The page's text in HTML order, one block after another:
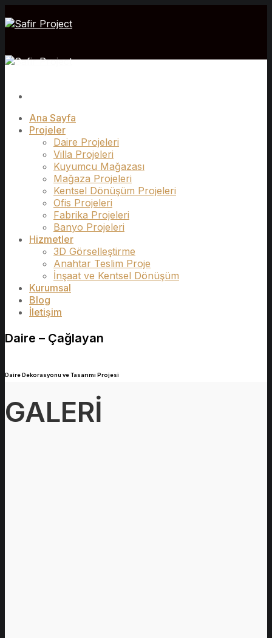
atla
Ana Sayfa
Projeler
Daire Projeleri
Villa Projeleri
Kuyumcu Mağazası
Mağaza Projeleri
Kentsel Dönüşüm Projeleri
Ofis Projeleri
Fabrika Projeleri
Banyo Projeleri
Hizmetler
3D Görselleştirme
Anahtar Teslim Proje
İnşaat ve Kentsel Dönüşüm
Kurumsal
Blog
İletişim
Daire – Çağlayan
Daire Dekorasyonu ve Tasarımı Projesi
GALERİ